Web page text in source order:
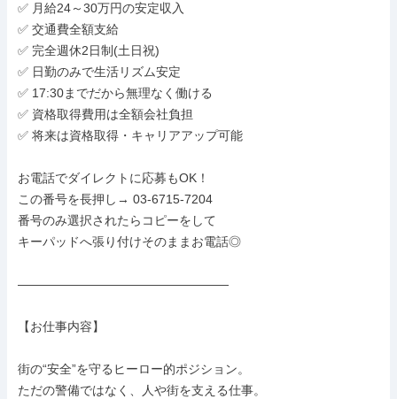
✅ 月給24～30万円の安定収入
✅ 交通費全額支給
✅ 完全週休2日制(土日祝)
✅ 日勤のみで生活リズム安定
✅ 17:30までだから無理なく働ける
✅ 資格取得費用は全額会社負担
✅ 将来は資格取得・キャリアアップ可能
お電話でダイレクトに応募もOK！
この番号を長押し→ 03-6715-7204
番号のみ選択されたらコピーをして
キーパッドへ張り付けそのままお電話◎
―――――――――――――――――
【お仕事内容】
街の“安全”を守るヒーロー的ポジション。
ただの警備ではなく、人や街を支える仕事。